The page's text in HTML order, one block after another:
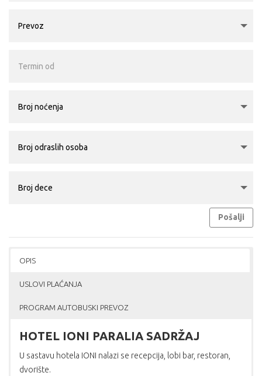
Pošalji
OPIS
USLOVI PLAĆANJA
PROGRAM AUTOBUSKI PREVOZ
HOTEL IONI PARALIA SADRŽAJ
U sastavu hotela IONI nalazi se recepcija, lobi bar, restoran,
dvorište.